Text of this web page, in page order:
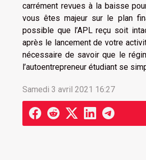
carrément revues à la baisse
vous êtes majeur sur le plan
possible que l’APL reçu soit
après le lancement de votre
nécessaire de savoir que le
l’autoentrepreneur étudiant se
Samedi 3 avril 2021 16:27